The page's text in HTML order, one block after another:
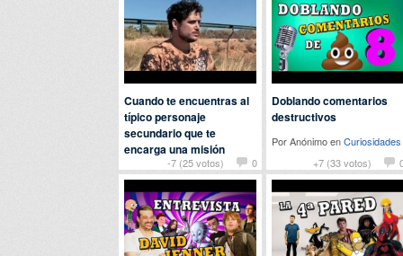
-7 (25 votos) 0
Cuando te encuentras al
típico personaje
secundario que te
encarga una misión
PorflamenquinenHumor
+7 (33 votos)
Doblando comentarios
destructivos
Por Anónimo enCuriosidades